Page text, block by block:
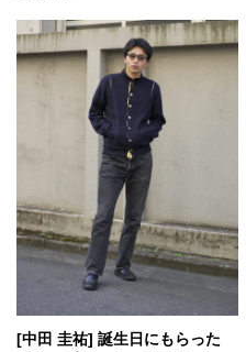
人スニーカースタイルで。【メ
ンズノンノモデルの私服スナッ
プ】
[中田 圭祐] 誕生日にもらった